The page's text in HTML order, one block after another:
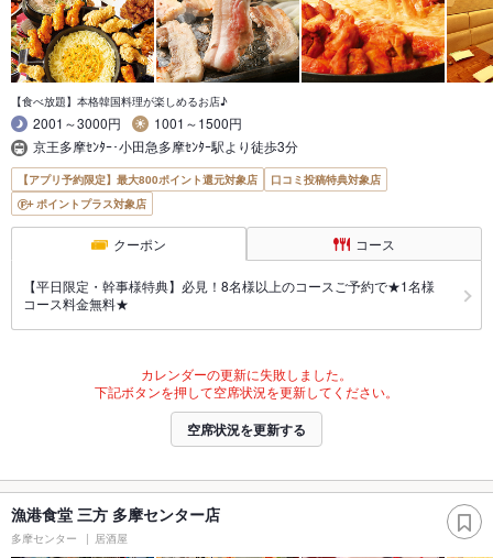
【食べ放題】本格韓国料理が楽しめるお店♪
2001～3000円
1001～1500円
京王多摩ｾﾝﾀｰ･小田急多摩ｾﾝﾀｰ駅より徒歩3分
【アプリ予約限定】最大800ポイント還元対象店
口コミ投稿特典対象店
ポイントプラス対象店
クーポン コース
【平日限定・幹事様特典】必見！8名様以上のコースご予約で★1名様
コース料金無料★
カレンダーの更新に失敗しました。
下記ボタンを押して空席状況を更新してください。
空席状況を更新する
漁港食堂 三方 多摩センター店
多摩センター 居酒屋